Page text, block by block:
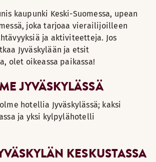
kaupunki Keski-Suomessa, upean
joka tarjoaa vierailijoilleen
ja aktiviteetteja. Jos
Jyväskylään ja etsit
olet oikeassa paikassa!
JYVÄSKYLÄSSÄ
hotellia Jyväskylässä; kaksi
ja yksi kylpylähotelli
KESKUSTASSA